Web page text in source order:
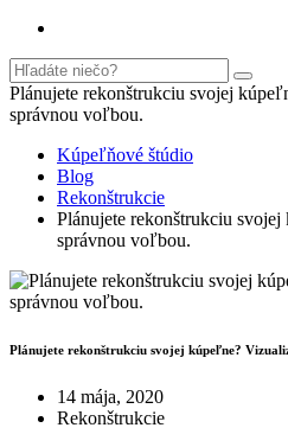
Plánujete rekonštrukciu svojej
správnou voľbou.
Kúpeľňové štúdio
Blog
Rekonštrukcie
Plánujete rekonštrukciu
správnou voľbou.
Plánujete rekonštrukciu svojej kúpeľne?
14 mája, 2020
Rekonštrukcie